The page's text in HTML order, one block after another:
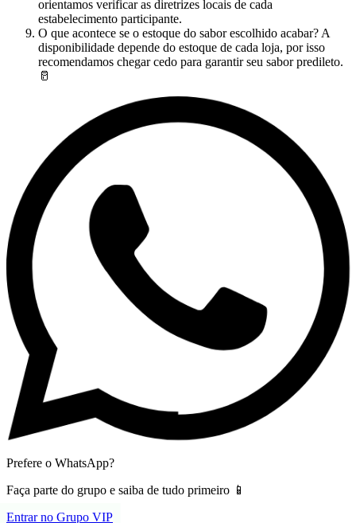
orientamos verificar as diretrizes locais de cada
estabelecimento participante.
O que acontece se o estoque do sabor escolhido acabar? A
disponibilidade depende do estoque de cada loja, por isso
recomendamos chegar cedo para garantir seu sabor predileto.
🥛
Prefere o WhatsApp?
Faça parte do grupo e saiba de tudo primeiro 📱
Entrar no Grupo VIP